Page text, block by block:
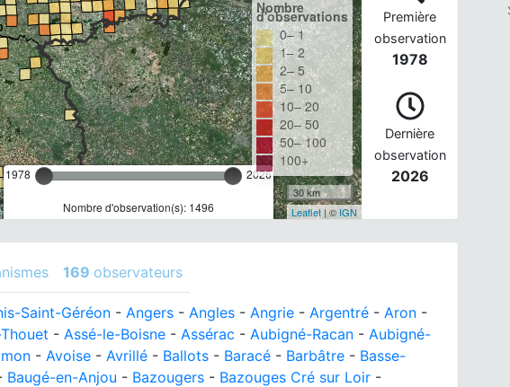
1978 2026
Nombre d'observation(s): 1496
Nombre
d'observations
0– 1
1– 2
2– 5
5– 10
10– 20
20– 50
50– 100
100+
30 km
Leaflet| © IGN
Première
observation
1978
Dernière
observation
2026
169 observateurs
Saint-Géréon - Angers - Angles - Angrie - Argentré - Aron -
- Assé-le-Boisne - Assérac - Aubigné-Racan - Aubigné-
- Avoise - Avrillé - Ballots - Baracé - Barbâtre - Basse-
Baugé-en-Anjou - Bazougers - Bazouges Cré sur Loir -